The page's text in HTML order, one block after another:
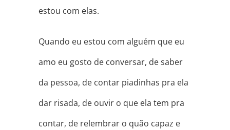
estou com elas.
Quando eu estou com alguém que eu
amo eu gosto de conversar, de saber
da pessoa, de contar piadinhas pra ela
dar risada, de ouvir o que ela tem pra
contar, de relembrar o quão capaz e